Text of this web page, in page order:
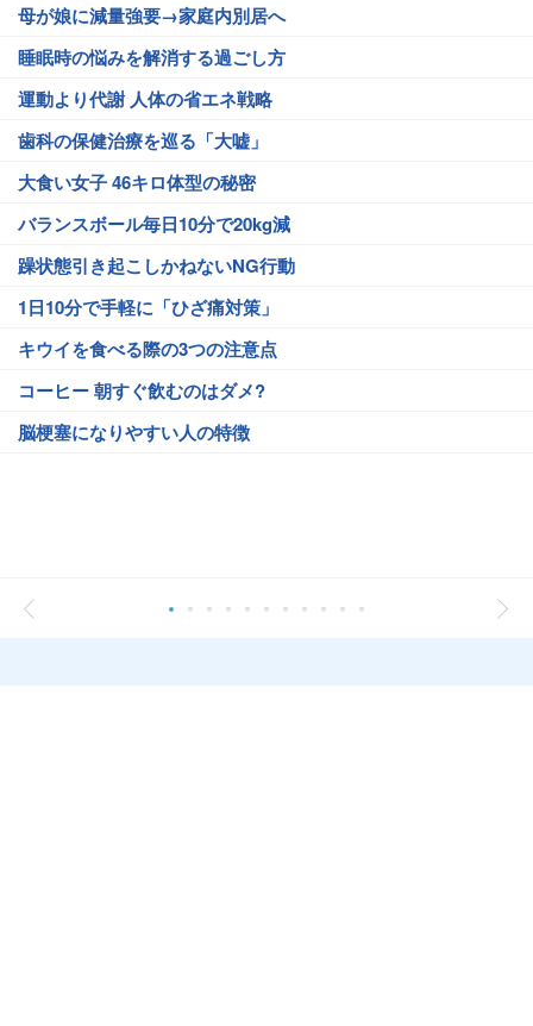
母が娘に減量強要→家庭内別居へ
睡眠時の悩みを解消する過ごし方
運動より代謝 人体の省エネ戦略
歯科の保健治療を巡る「大嘘」
大食い女子 46キロ体型の秘密
バランスボール毎日10分で20kg減
躁状態引き起こしかねないNG行動
1日10分で手軽に「ひざ痛対策」
キウイを食べる際の3つの注意点
コーヒー 朝すぐ飲むのはダメ?
脳梗塞になりやすい人の特徴